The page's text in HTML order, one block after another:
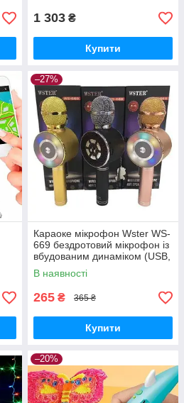
1 303 ₴
Купити
–27%
Караоке мікрофон Wster WS-
669 бездротовий мікрофон із
вбудованим динаміком (USB,
microSD, AUX, Bluetooth)
В наявності
265 ₴ 365 ₴
Купити
–20%